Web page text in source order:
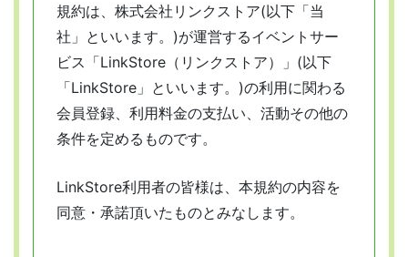
規約は、株式会社リンクストア(以下「当
社」といいます。)が運営するイベントサー
ビス「LinkStore（リンクストア）」(以下
「LinkStore」といいます。)の利用に関わる
会員登録、利用料金の支払い、活動その他の
条件を定めるものです。
LinkStore利用者の皆様は、本規約の内容を
同意・承諾頂いたものとみなします。